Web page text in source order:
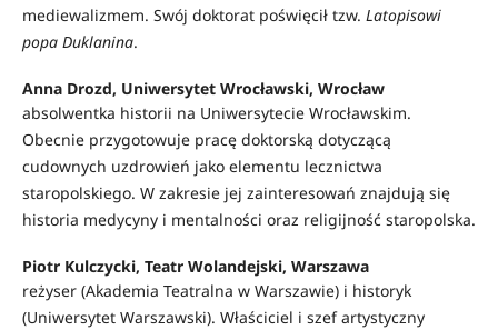
mediewalizmem. Swój doktorat poświęcił tzw. Latopisowi
popa Duklanina.
Anna Drozd, Uniwersytet Wrocławski, Wrocław
absolwentka historii na Uniwersytecie Wrocławskim.
Obecnie przygotowuje pracę doktorską dotyczącą
cudownych uzdrowień jako elementu lecznictwa
staropolskiego. W zakresie jej zainteresowań znajdują się
historia medycyny i mentalności oraz religijność staropolska.
Piotr Kulczycki, Teatr Wolandejski, Warszawa
reżyser (Akademia Teatralna w Warszawie) i historyk
(Uniwersytet Warszawski). Właściciel i szef artystyczny